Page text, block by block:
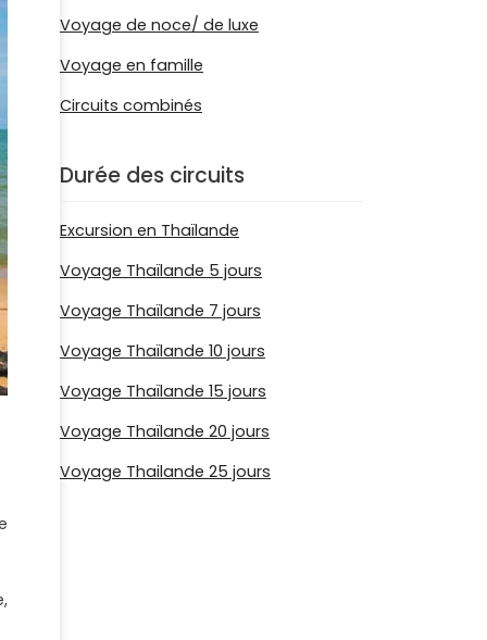
Voyage de noce/ de luxe
Voyage en famille
Circuits combinés
Durée des circuits
Excursion en Thaïlande
Voyage Thaïlande 5 jours
Voyage Thaïlande 7 jours
Voyage Thaïlande 10 jours
Voyage Thaïlande 15 jours
Voyage Thaïlande 20 jours
Voyage Thailande 25 jours